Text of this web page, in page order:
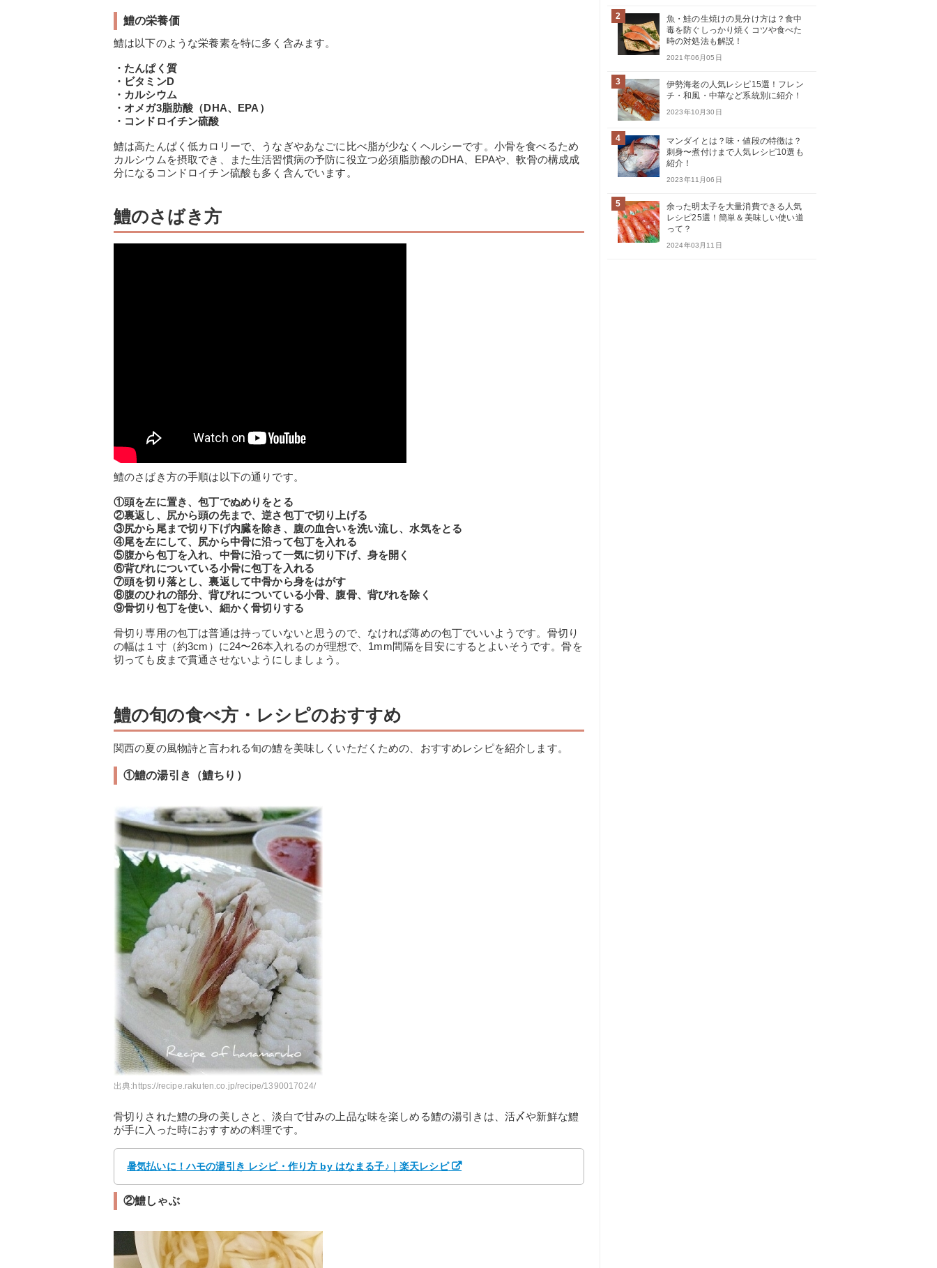
鱧の栄養価
鱧は以下のような栄養素を特に多く含みます。
・たんぱく質
・ビタミンD
・カルシウム
・オメガ3脂肪酸（DHA、EPA）
・コンドロイチン硫酸
鱧は高たんぱく低カロリーで、うなぎやあなごに比べ脂が少なくヘルシーです。小骨を食べるため
カルシウムを摂取でき、また生活習慣病の予防に役立つ必須脂肪酸のDHA、EPAや、軟骨の構成成
分になるコンドロイチン硫酸も多く含んでいます。
鱧のさばき方
鱧のさばき方の手順は以下の通りです。
①頭を左に置き、包丁でぬめりをとる
②裏返し、尻から頭の先まで、逆さ包丁で切り上げる
③尻から尾まで切り下げ内臓を除き、腹の血合いを洗い流し、水気をとる
④尾を左にして、尻から中骨に沿って包丁を入れる
⑤腹から包丁を入れ、中骨に沿って一気に切り下げ、身を開く
⑥背びれについている小骨に包丁を入れる
⑦頭を切り落とし、裏返して中骨から身をはがす
⑧腹のひれの部分、背びれについている小骨、腹骨、背びれを除く
⑨骨切り包丁を使い、細かく骨切りする
骨切り専用の包丁は普通は持っていないと思うので、なければ薄めの包丁でいいようです。骨切り
の幅は１寸（約3cm）に24〜26本入れるのが理想で、1mm間隔を目安にするとよいそうです。骨を
切っても皮まで貫通させないようにしましょう。
鱧の旬の食べ方・レシピのおすすめ
関西の夏の風物詩と言われる旬の鱧を美味しくいただくための、おすすめレシピを紹介します。
①鱧の湯引き（鱧ちり）
出典:https://recipe.rakuten.co.jp/recipe/1390017024/
骨切りされた鱧の身の美しさと、淡白で甘みの上品な味を楽しめる鱧の湯引きは、活〆や新鮮な鱧
が手に入った時におすすめの料理です。
暑気払いに！ハモの湯引き レシピ・作り方 by はなまる子♪｜楽天レシピ
②鱧しゃぶ
2
魚・鮭の生焼けの見分け方は？食中
毒を防ぐしっかり焼くコツや食べた
時の対処法も解説！
2021年06月05日
3
伊勢海老の人気レシピ15選！フレン
チ・和風・中華など系統別に紹介！
2023年10月30日
4
マンダイとは？味・値段の特徴は？
刺身〜煮付けまで人気レシピ10選も
紹介！
2023年11月06日
5
余った明太子を大量消費できる人気
レシピ25選！簡単＆美味しい使い道
って？
2024年03月11日